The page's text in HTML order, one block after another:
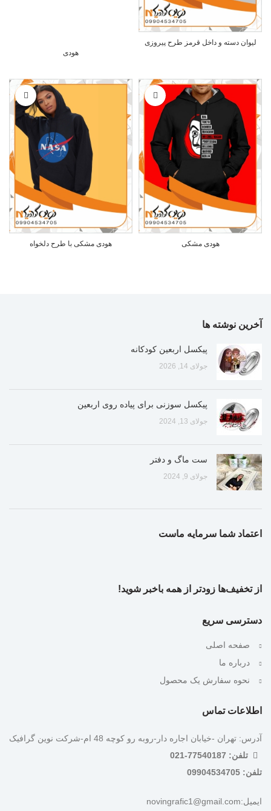
لیوان دسته و داخل قرمز طرح پیروزی
هودی
هودی مشکی هودی مشکی با طرح دلخواه
آخرین نوشته ها
پیکسل اربعین کودکانه
جولای 14, 2026
پیکسل سوزنی برای پیاده روی اربعین
جولای 13, 2024
ست ماگ و دفتر
جولای 9, 2024
اعتماد شما سرمایه ماست
از تخفیف‌ها زودتر از همه باخبر شوید!
دسترسی سریع
صفحه اصلی
درباره ما
نحوه سفارش یک محصول
اطلاعات تماس
آدرس: تهران -خیابان اجاره دار-روبه رو کوچه 48 ام-شرکت نوین گرافیک
تلفن: 77540187-021
تلفن: 09904534705
ایمیل:novingrafic1@gmail.com